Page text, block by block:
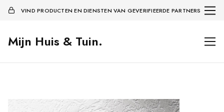
VIND PRODUCTEN EN DIENSTEN VAN GEVERIFIEERDE PARTNERS
Mijn Huis & Tuin.